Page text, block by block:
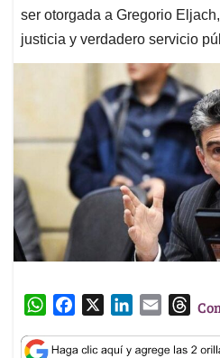
ser otorgada a Gregorio
justicia y verdadero servicio
W
a
c
n
a
T
r